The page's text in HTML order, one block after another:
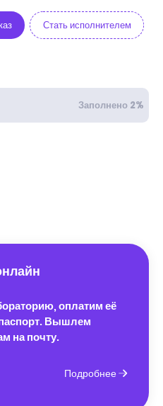
Стать исполнителем
Заполнено 2%
оплатим её
Вышлем
на почту.
Подробнее